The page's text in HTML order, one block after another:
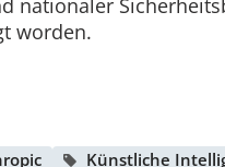
worden.
Künstliche